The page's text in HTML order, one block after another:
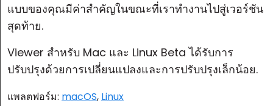
แบบของคุณมีค่าสำคัญในขณะที่เราทำงานไปสู่เวอร์ชัน
สุดท้าย.
Viewer สำหรับ Mac และ Linux Beta ได้รับการ
ปรับปรุงด้วยการเปลี่ยนแปลงและการปรับปรุงเล็กน้อย.
แพลตฟอร์ม: macOS, Linux